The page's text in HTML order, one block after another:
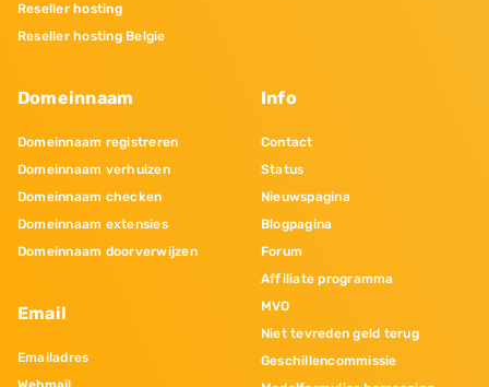
Reseller hosting
Reseller hosting Belgie
Domeinnaam
Domeinnaam registreren
Domeinnaam verhuizen
Domeinnaam checken
Domeinnaam extensies
Domeinnaam doorverwijzen
Email
Emailadres
Info
Contact
Status
Nieuwspagina
Blogpagina
Forum
Affiliate programma
MVO
Niet tevreden geld terug
Geschillencommissie